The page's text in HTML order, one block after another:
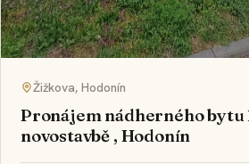
Žižkova, Hodonín
Pronájem nádherného bytu
novostavbě , Hodonín